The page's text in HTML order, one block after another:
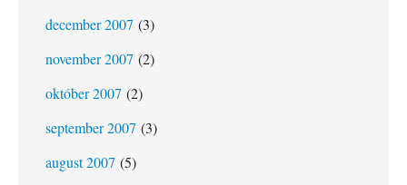
december 2007 (3)
november 2007 (2)
október 2007 (2)
september 2007 (3)
august 2007 (5)